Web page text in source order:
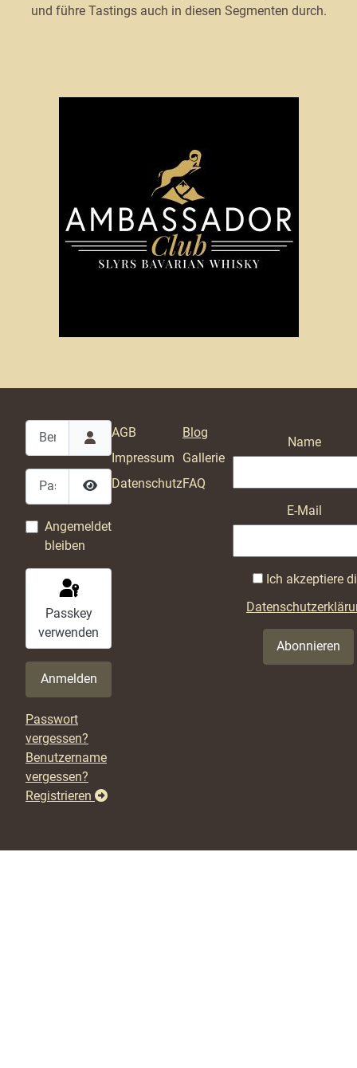
und führe Tastings auch in diesen Segmenten durch.
Benutzername
Passwort
Passwort anzeigen
Angemeldet
bleiben
Passkey
verwenden
Anmelden
Passwort
vergessen?
Benutzername
vergessen?
Registrieren
AGB
Impressum
Datenschutz
Blog
Gallerie
FAQ
Name
E-Mail
Ich akzeptiere
Abonnieren